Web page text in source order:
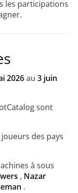
les participations
2026au 3 juin
sont
des pays
à sous
, Nazar
.